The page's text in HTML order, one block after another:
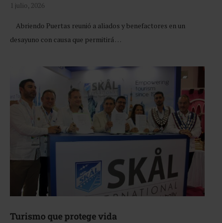
1 julio, 2026
Abriendo Puertas reunió a aliados y benefactores en un
desayuno con causa que permitirá …
Turismo que protege vida